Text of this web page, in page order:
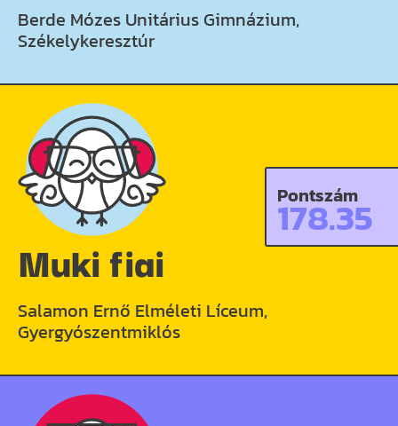
Berde Mózes Unitárius Gimnázium,
Székelykeresztúr
Muki fiai
Salamon Ernő Elméleti Líceum,
Gyergyószentmiklós
Pontszám
178.35